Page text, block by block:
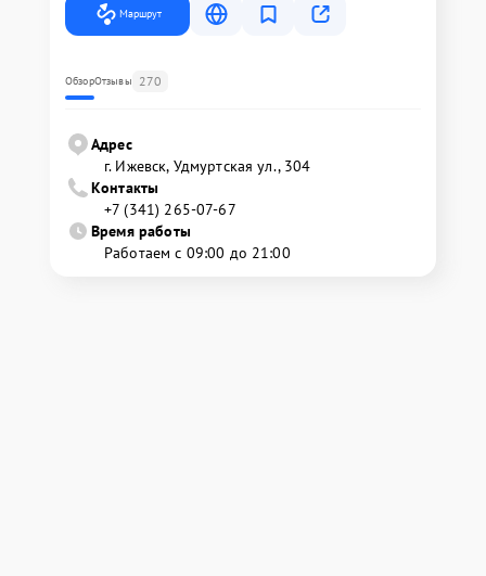
Маршрут
ОбзорОтзывы 270
Адрес
г. Ижевск, Удмуртская ул., 304
Контакты
+7 (341) 265-07-67
Время работы
Работаем с 09:00 до 21:00